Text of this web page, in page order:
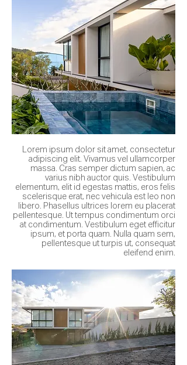
Lorem ipsum dolor sit amet, consectetur
adipiscing elit. Vivamus vel ullamcorper
massa. Cras semper dictum sapien, ac
varius nibh auctor quis. Vestibulum
elementum, elit id egestas mattis, eros felis
scelerisque erat, nec vehicula est leo non
libero. Phasellus ultrices lorem eu placerat
pellentesque. Ut tempus condimentum orci
at condimentum. Vestibulum eget efficitur
ipsum, et porta quam. Nulla quam sem,
pellentesque ut turpis ut, consequat
eleifend enim.